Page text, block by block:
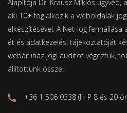
Alapítója Dr. Krausz Miklós ügyvéd,
aki 10+ foglalkozik a weboldalak
elkészítésével. A Net-jog
ét és adatkezelési tájékoztatóját
webáruház jogi auditot végeztük,
állítottunk össze.
+36 1 506 0338 (H-P 8 és 20